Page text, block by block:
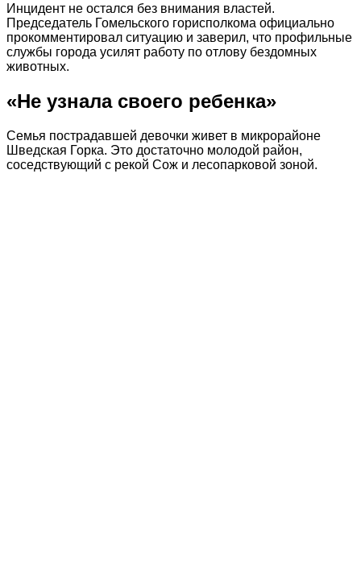
Инцидент не остался без внимания властей.
Председатель Гомельского горисполкома официально
прокомментировал ситуацию и заверил, что профильные
службы города усилят работу по отлову бездомных
животных.
«Не узнала своего ребенка»
Семья пострадавшей девочки живет в микрорайоне
Шведская Горка. Это достаточно молодой район,
соседствующий с рекой Сож и лесопарковой зоной.